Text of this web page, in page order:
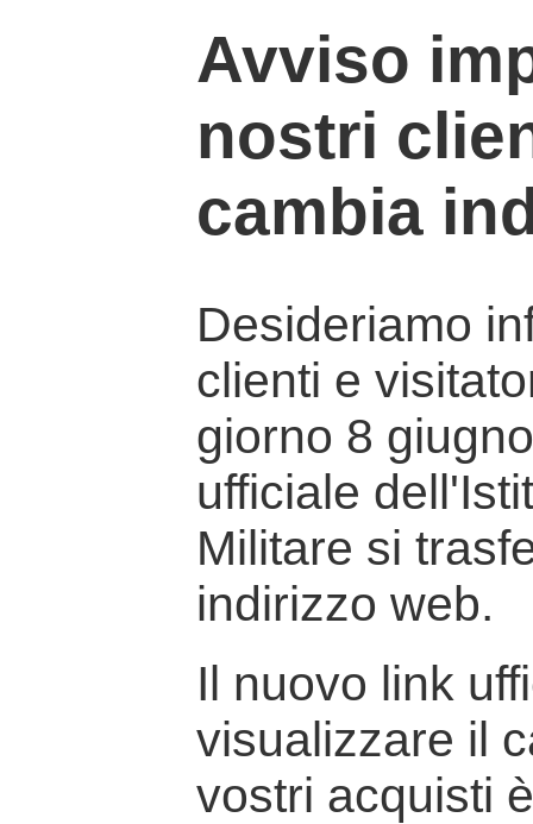
Avviso
nostri
cambia
Desideriamo
clienti e
giorno 8
ufficiale
Militare si
indirizzo web.
Il nuovo link
visualizzare il
vostri acquisti